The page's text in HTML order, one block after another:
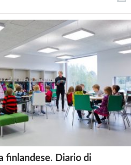
finlandese. Diario di